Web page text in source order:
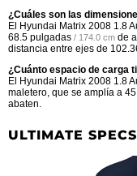
¿Cuáles son las
El Hyundai Matrix 2008 1.8
68.5 pulgadas / 174.0 cm de
distancia entre ejes de
¿Cuánto espacio de carga
El Hyundai Matrix 2008 1.8
maletero, que se amplía a
abaten.
ULTIMATE